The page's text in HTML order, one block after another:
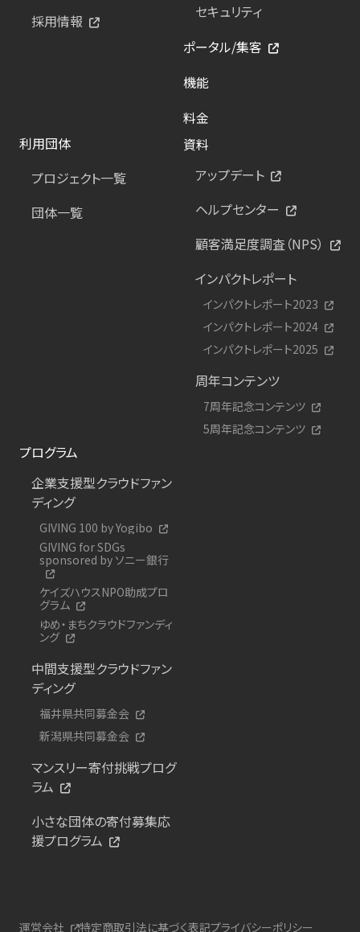
採用情報
セキュリティ
ポータル/集客
機能
料金
利用団体
プロジェクト一覧
団体一覧
資料
アップデート
ヘルプセンター
顧客満足度調査（NPS）
インパクトレポート
インパクトレポート2023
インパクトレポート2024
インパクトレポート2025
周年コンテンツ
7周年記念コンテンツ
5周年記念コンテンツ
プログラム
企業支援型クラウドファン
ディング
GIVING 100 by Yogibo
GIVING for SDGs
sponsored by ソニー銀行
ケイズハウスNPO助成プロ
グラム
ゆめ・まちクラウドファンディ
ング
中間支援型クラウドファン
ディング
福井県共同募金会
新潟県共同募金会
マンスリー寄付挑戦プログ
ラム
小さな団体の寄付募集応
援プログラム
運営会社 特定商取引法に基づく表記プライバシーポリシー